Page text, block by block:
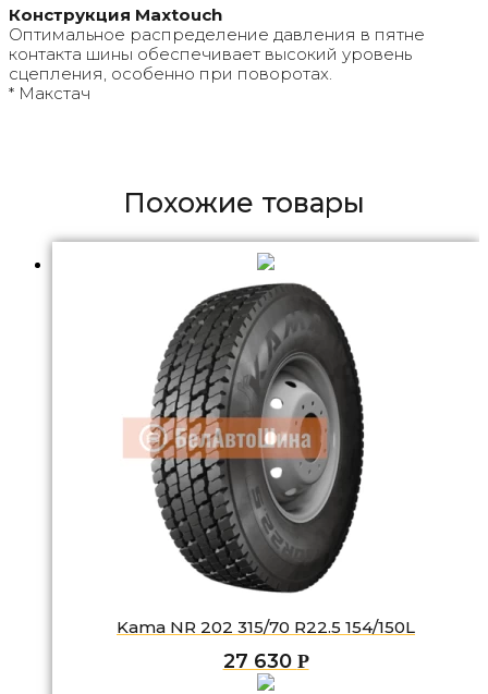
Конструкция Maxtouch
Оптимальное распределение давления в пятне
контакта шины обеспечивает высокий уровень
сцепления, особенно при поворотах.
* Макстач
Похожие товары
Kama NR 202 315/70 R22.5 154/150L
27 630 Р